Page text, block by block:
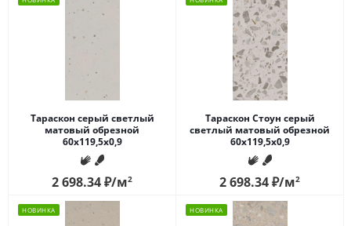
Тараскон серый светлый
матовый обрезной
60x119,5x0,9
2 698.34₽/м2
Тараскон Стоун серый
светлый матовый обрезной
60x119,5x0,9
2 698.34₽/м2
НОВИНКА НОВИНКА